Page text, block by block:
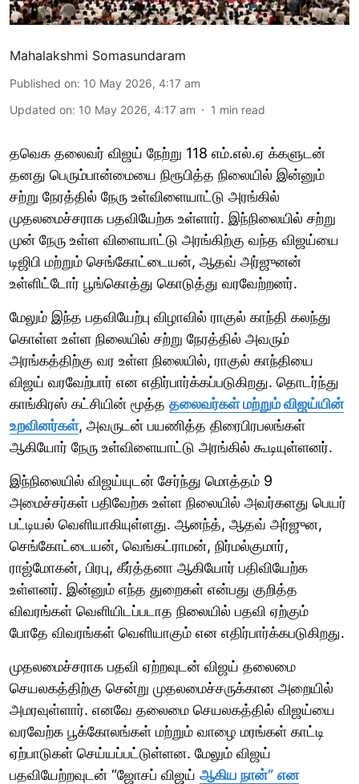
Mahalakshmi Somasundaram
Published on: 10 May 2026, 4:17 am
Updated on: 10 May 2026, 4:17 am 1 min read
தவெக தலைவர் விஜய் நேற்று 118 எம்.எல்.ஏ க்களுடன்
தனது பெரும்பான்மையை நிரூபித்த நிலையில் இன்னும்
சற்று நேரத்தில் நேரு உள்விளையாட்டு அரங்கில்
முதலமைச்சராக பதவியேற்க உள்ளார். இந்நிலையில் சற்று
முன் நேரு உள்ள விளையாட்டு அரங்கிற்கு வந்த விஜய்யை
டிஜிபி மற்றும் செங்கோட்டையன், ஆதவ் அர்ஜுனன்
உள்ளிட்டோர் பூங்கொத்து கொடுத்து வரவேற்றனர்.
மேலும் இந்த பதவியேற்பு விழாவில் ராகுல் காந்தி கலந்து
கொள்ள உள்ள நிலையில் சற்று நேரத்தில் அவரும்
அரங்கத்திற்கு வர உள்ள நிலையில், ராகுல் காந்தியை
விஜய் வரவேற்பார் என எதிர்பார்க்கப்படுகிறது. தொடர்ந்து
காங்கிரஸ் கட்சியின் மூத்த தலைவர்கள் மற்றும் விஜய்யின்
உறவினர்கள், அவருடன் பயணித்த திரைபிரபலங்கள்
ஆகியோர் நேரு உள்விளையாட்டு அரங்கில் கூடியுள்ளனர்.
இந்நிலையில் விஜய்யுடன் சேர்ந்து மொத்தம் 9
அமைச்சர்கள் பதிவேற்க உள்ள நிலையில் அவர்களது பெயர்
பட்டியல் வெளியாகியுள்ளது. ஆனந்த், ஆதவ் அர்ஜுன,
செங்கோட்டையன், வெங்கட்ராமன், நிர்மல்குமார்,
ராஜ்மோகன், பிரபு, கீர்த்தனா ஆகியோர் பதிவியேற்க
உள்ளனர். இன்னும் எந்த துறைகள் என்பது குறித்த
விவரங்கள் வெளியிடப்படாத நிலையில் பதவி ஏற்கும்
போதே விவரங்கள் வெளியாகும் என எதிர்பார்க்கபடுகிறது.
முதலமைச்சராக பதவி ஏற்றவுடன் விஜய் தலைமை
செயலகத்திற்கு சென்று முதலமைச்சருக்கான அறையில்
அமரவுள்ளார். எனவே தலைமை செயலகத்தில் விஜய்யை
வரவேற்க பூக்கோலங்கள் மற்றும் வாழை மரங்கள் காட்டி
ஏற்பாடுகள் செய்யப்பட்டுள்ளன. மேலும் விஜய்
பதவியேற்றவுடன் “ஜோசப் விஜய் ஆகிய நான்” என